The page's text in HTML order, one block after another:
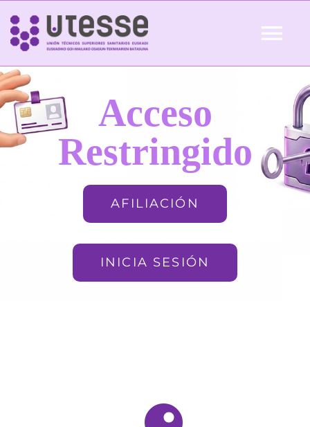
Skip
content
Inicio
QUIÉNES SOMOS Acceso
Restringido
AFILIACIÓN
INICIA SESIÓN